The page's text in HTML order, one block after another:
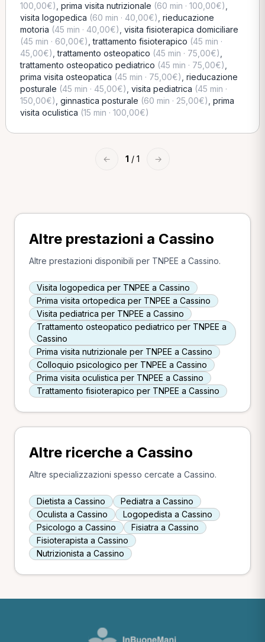
100,00€) prima visita nutrizionale (60 min · 100,00€)
visita logopedica (60 min · 40,00€) rieducazione
motoria (45 min · 40,00€) visita fisioterapica domiciliare
(45 min · 60,00€) ,trattamento fisioterapico (45 min ·
45,00€) ,trattamento osteopatico (45 min · 75,00€)
trattamento osteopatico pediatrico (45 min · 75,00€)
prima visita osteopatica (45 min · 75,00€) rieducazione
posturale (45 min · 45,00€) visita pediatrica (45 min ·
150,00€) ginnastica posturale (60 min · 25,00€) prima
visita oculistica (15 min · 100,00€)
← 1 / 1 →
Altre prestazioni a Cassino
Altre prestazioni disponibili per TNPEE a Cassino.
Visita logopedica per TNPEE a Cassino
Prima visita ortopedica per TNPEE a Cassino
Visita pediatrica per TNPEE a Cassino
Trattamento osteopatico pediatrico per TNPEE a
Cassino
Prima visita nutrizionale per TNPEE a Cassino
Colloquio psicologico per TNPEE a Cassino
Prima visita oculistica per TNPEE a Cassino
Trattamento fisioterapico per TNPEE a Cassino
Altre ricerche a Cassino
Altre specializzazioni spesso cercate a Cassino.
Dietista a Cassino
Pediatra a Cassino
Oculista a Cassino
Logopedista a Cassino
Psicologo a Cassino
Fisiatra a Cassino
Fisioterapista a Cassino
Nutrizionista a Cassino